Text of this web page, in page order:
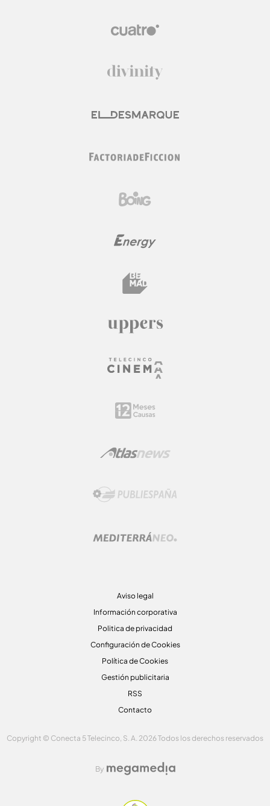
Aviso legal
Información corporativa
Politica de privacidad
Configuración de Cookies
Política de Cookies
Gestión publicitaria
RSS
Contacto
Copyright © Conecta 5 Telecinco, S. A. 2026 Todos los derechos reservados
By